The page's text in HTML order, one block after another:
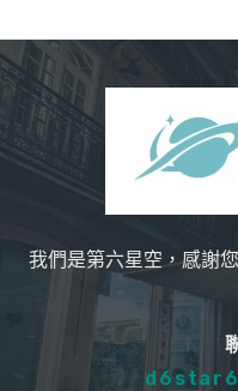
我們是第六星空，感謝